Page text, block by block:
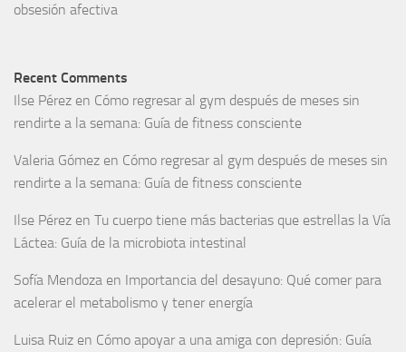
obsesión afectiva
Recent Comments
Ilse Pérez en Cómo regresar al gym después de meses sin
rendirte a la semana: Guía de fitness consciente
Valeria Gómez en Cómo regresar al gym después de meses sin
rendirte a la semana: Guía de fitness consciente
Ilse Pérez en Tu cuerpo tiene más bacterias que estrellas la Vía
Láctea: Guía de la microbiota intestinal
Sofía Mendoza en Importancia del desayuno: Qué comer para
acelerar el metabolismo y tener energía
Luisa Ruiz en Cómo apoyar a una amiga con depresión: Guía